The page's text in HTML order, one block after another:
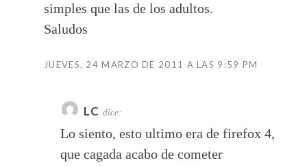
simples que las de los adultos.
Saludos
JUEVES, 24 MARZO DE 2011 A LAS 9:59 PM
LC dice:
Lo siento, esto ultimo era de firefox 4,
que cagada acabo de cometer